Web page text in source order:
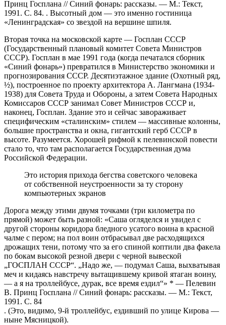
Принц Госплана // Синий фонарь: рассказы. — М.: Текст,
1991. С. 84. . Высотный дом — это именно гостиница
«Ленинградская» со звездой на вершине шпиля.
Вторая точка на московской карте — Госплан СССР
(Государственный плановый комитет Совета Министров
СССР). Госплан в мае 1991 года (когда печатался сборник
«Синий фонарь») превратился в Министерство экономики и
прогнозирования СССР. Десятиэтажное здание (Охотный ряд,
½), построенное по проекту архитектора А. Лангмана (1934-
1938) для Совета Труда и Обороны, а затем Совета Народных
Комиссаров СССР занимал Совет Министров СССР и,
наконец, Госплан. Здание это и сейчас завораживает
специфическим «сталинским» стилем — массивные колонны,
большие пространства и окна, гигантский герб СССР в
высоте. Разумеется. Хорошей рифмой к пелевинской повести
стало то, что там располагается Государственная дума
Российской Федерации.
Это история прихода бегства советского человека
от собственной неустроенности за ту сторону
компьютерных экранов
Дорога между этими двумя точками (три километра по
прямой) может быть разной: «Саша огляделся и увидел с
другой стороны коридора бледного усатого воина в красной
чалме с пером; на пол воин отбрасывал две расходящихся
дрожащих тени, потому что за его спиной коптили два факела
по бокам высокой резной двери с черной вывеской
„ГОСПЛАН СССР“. „Надо же, — подумал Саша, выхватывая
меч и кидаясь навстречу вытащившему кривой ятаган воину,
— а я на троллейбусе, дурак, все время ездил“» * — Пелевин
В. Принц Госплана // Синий фонарь: рассказы. — М.: Текст,
1991. С. 84
. (Это, видимо, 9-й троллейбус, ездивший по улице Кирова —
ныне Мясницкой).